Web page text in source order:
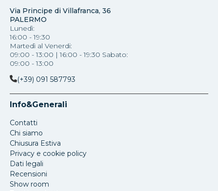
Via Principe di Villafranca, 36
PALERMO
Lunedì:
16:00 - 19:30
Martedì al Venerdi:
09:00 - 13:00 | 16:00 - 19:30 Sabato:
09:00 - 13:00
(+39) 091 587793
Info&Generali
Contatti
Chi siamo
Chiusura Estiva
Privacy e cookie policy
Dati legali
Recensioni
Show room